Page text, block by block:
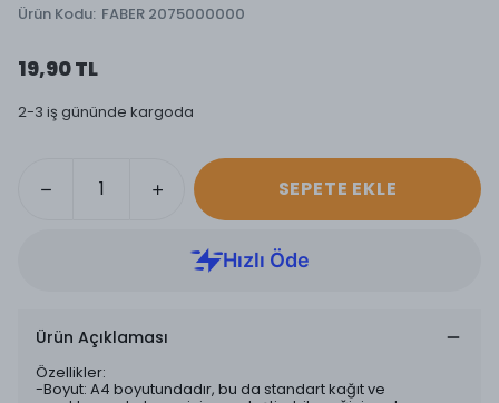
Ürün Kodu: FABER 2075000000
19,90 TL
2-3 iş gününde kargoda
SEPETE EKLE
Ürün Açıklaması
Özellikler:
-Boyut: A4 boyutundadır, bu da standart kağıt ve